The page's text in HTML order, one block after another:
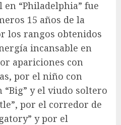
en “Philadelphia” fue
15 años de la
los rangos obtenidos
incansable en
apariciones con
por el niño con
y el viudo soltero
por el corredor de
y por el